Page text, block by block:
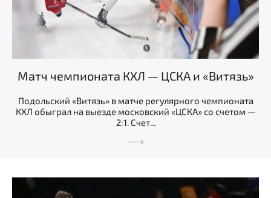
Матч чемпионата КХЛ — ЦСКА и «Витязь»
Подольский «Витязь» в матче регулярного чемпионата
КХЛ обыграл на выезде московский «ЦСКА» со счетом —
2:1. Счет...